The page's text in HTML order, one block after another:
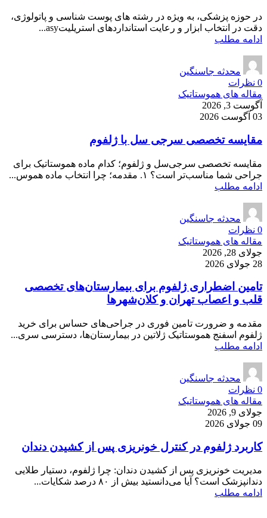
در حوزه پزشکی، به ویژه در رشته های پوست شناسی و پاتولوژی،
دقت در انتخاب ابزار و رعایت استانداردهای استریلیتasy...
ادامه مطلب
محدثه جاسنگین
0 نظرات
مقاله های هموستاتیک
آگوست 3, 2026
03 آگوست 2026
مقایسه تخصصی سرجی سل با ژلفوم
مقایسه تخصصی سرجی‌سل و ژلفوم؛ کدام ماده هموستاتیک برای
جراحی شما مناسب‌تر است؟ ۱. مقدمه؛ چرا انتخاب ماده هموس...
ادامه مطلب
محدثه جاسنگین
0 نظرات
مقاله های هموستاتیک
جولای 28, 2026
28 جولای 2026
تامین اضطراری ژلفوم برای بیمارستان‌های تخصصی
قلب و اعصاب تهران و کلان‌شهرها
مقدمه و ضرورت تامین فوری در جراحی‌های حساس برای خرید
ژلفوم اسفنج هموستاتیک ژلاتین در بیمارستان‌ها، دسترسی سری...
ادامه مطلب
محدثه جاسنگین
0 نظرات
مقاله های هموستاتیک
جولای 9, 2026
09 جولای 2026
کاربرد ژلفوم در کنترل خونریزی پس از کشیدن دندان
مدیریت خونریزی پس از کشیدن دندان: چرا ژلفوم، دستیار طلایی
دندانپزشک است؟ آیا می‌دانستید بیش از ۸۰ درصد شکایات...
ادامه مطلب